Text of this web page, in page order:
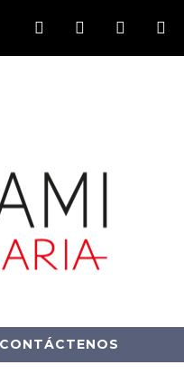
FACEBOOKTWITTERINSTAGRAM
CONTÁCTENOS